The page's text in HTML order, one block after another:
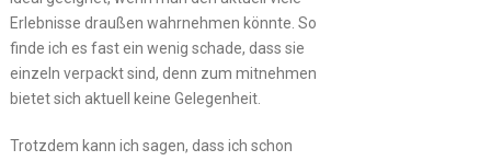
Erlebnisse draußen wahrnehmen könnte. So
finde ich es fast ein wenig schade, dass sie
einzeln verpackt sind, denn zum mitnehmen
bietet sich aktuell keine Gelegenheit.
Trotzdem kann ich sagen, dass ich schon